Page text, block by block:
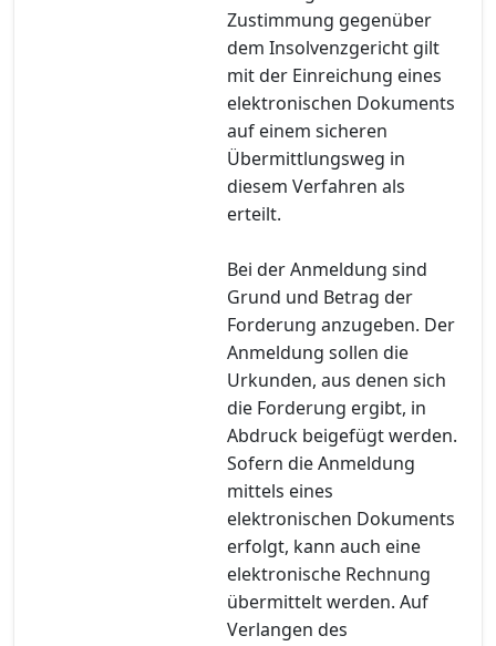
Zustimmung gegenüber
dem Insolvenzgericht gilt
mit der Einreichung eines
elektronischen Dokuments
auf einem sicheren
Übermittlungsweg in
diesem Verfahren als
erteilt.
Bei der Anmeldung sind
Grund und Betrag der
Forderung anzugeben. Der
Anmeldung sollen die
Urkunden, aus denen sich
die Forderung ergibt, in
Abdruck beigefügt werden.
Sofern die Anmeldung
mittels eines
elektronischen Dokuments
erfolgt, kann auch eine
elektronische Rechnung
übermittelt werden. Auf
Verlangen des